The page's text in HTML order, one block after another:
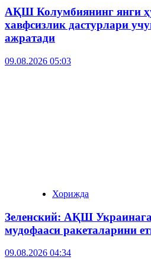
АҚШ Колумбиянинг янги
хавфсизлик дастурлари
ажратади
09.08.2026 05:03
Хорижда
Зеленский: АҚШ
мудофааси ракеталарини
09.08.2026 04:34